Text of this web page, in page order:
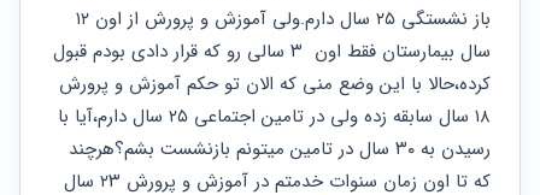
برنامه نویسی
طلاق
حقوقی
مهریه
حقوقی
خانواده
حقوقی
سئو و
بهینه
سازی
سایت
ثبت
شرکت